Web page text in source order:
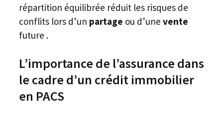
répartition équilibrée réduit les risques de
conflits lors d’un partage ou d’une vente
future .
L’importance de l’assurance dans
le cadre d’un crédit immobilier
en PACS